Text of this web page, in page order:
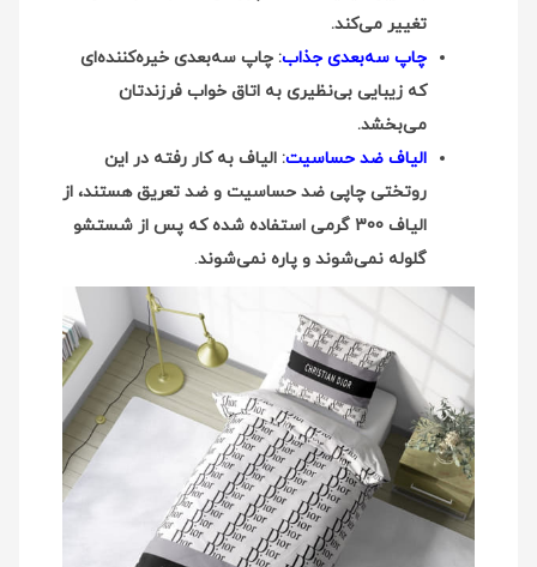
تغییر می‌کند.
چاپ سه‌بعدی جذاب: چاپ سه‌بعدی خیره‌کننده‌ای
که زیبایی بی‌نظیری به اتاق خواب فرزندتان
می‌بخشد.
الیاف ضد حساسیت: الیاف به کار رفته در این
روتختی چاپی ضد حساسیت و ضد تعریق هستند، از
الیاف 300 گرمی استفاده شده که پس از شستشو
گلوله نمی‌شوند و پاره نمی‌شوند.